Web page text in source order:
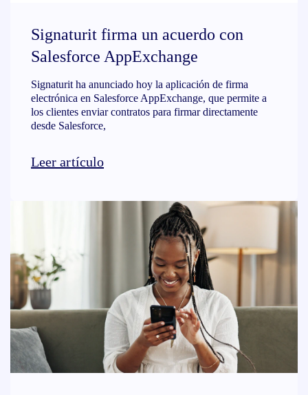
Signaturit firma un acuerdo con
Salesforce AppExchange
Signaturit ha anunciado hoy la aplicación de firma
electrónica en Salesforce AppExchange, que permite a
los clientes enviar contratos para firmar directamente
desde Salesforce,
Leer artículo